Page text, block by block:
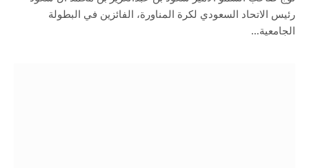
رئيس الاتحاد السعودي لكرة المناورة، الفائزين في البطولة
الجامعية…